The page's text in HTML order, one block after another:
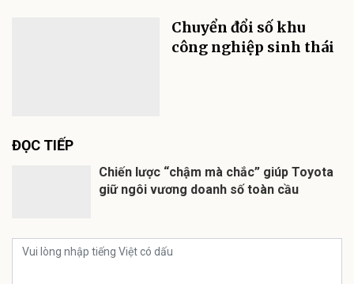
Chuyển đổi số khu
công nghiệp sinh thái
ĐỌC TIẾP
Chiến lược “chậm mà chắc” giúp Toyota
giữ ngôi vương doanh số toàn cầu